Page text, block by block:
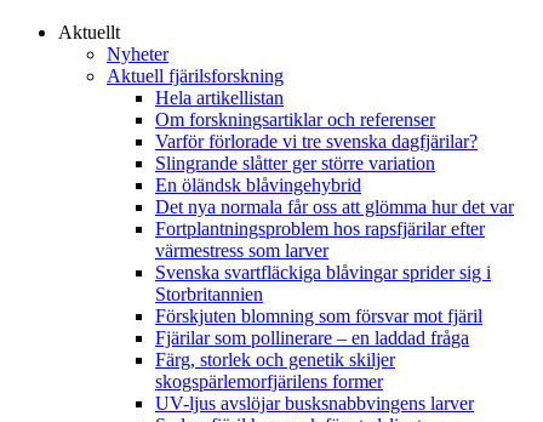
Aktuellt
Nyheter
Aktuell fjärilsforskning
Hela artikellistan
Om forskningsartiklar och referenser
Varför förlorade vi tre svenska dagfjärilar?
Slingrande slåtter ger större variation
En öländsk blåvingehybrid
Det nya normala får oss att glömma hur det var
Fortplantningsproblem hos rapsfjärilar efter
värmestress som larver
Svenska svartfläckiga blåvingar sprider sig i
Storbritannien
Förskjuten blomning som försvar mot fjäril
Fjärilar som pollinerare – en laddad fråga
Färg, storlek och genetik skiljer
skogspärlemorfjärilens former
UV-ljus avslöjar busksnabbvingens larver